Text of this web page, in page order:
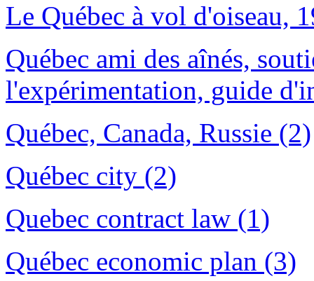
Le Québec à vol d'oiseau,
Québec ami des aînés,
l'expérimentation, guide
Québec, Canada, Russie (2)
Québec city (2)
Quebec contract law (1)
Québec economic plan (3)